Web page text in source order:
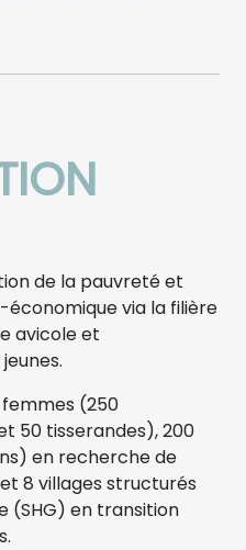
de la pauvreté et
via la filière
avicole et
femmes (250
50 tisserandes), 200
en recherche de
8 villages structurés
(SHG) en transition